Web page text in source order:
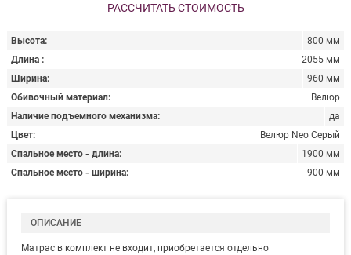
РАССЧИТАТЬ СТОИМОСТЬ
Высота
800 мм
Длина
2055 мм
Ширина
960 мм
Обивочный материал
Велюр
Наличие подъемного механизма
да
Цвет
Велюр Neo Серый
Спальное место - длина
1900 мм
Спальное место - ширина
900 мм
ОПИСАНИЕ
Матрас в комплект не входит, приобретается отдельно